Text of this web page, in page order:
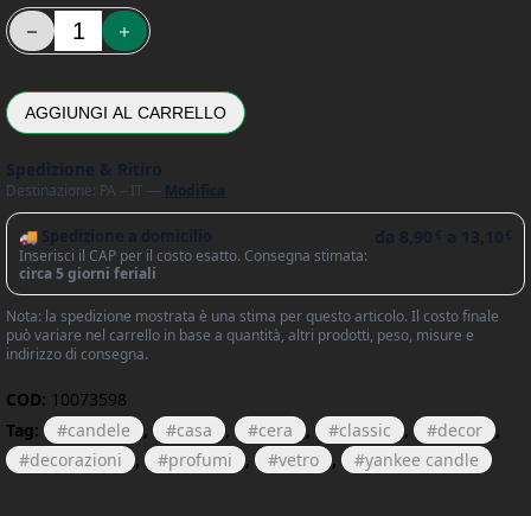
Giara Candela Media Starfruit & Sunshine - Yankee Candle
AGGIUNGI AL CARRELLO
Destinazione: PA – IT —
🚚 Spedizione a domicilio
Inserisci il CAP per il costo esatto. Consegna stimata:
circa 5 giorni feriali
Nota: la spedizione mostrata è una stima per questo articolo. Il costo finale
può variare nel carrello in base a quantità, altri prodotti, peso, misure e
indirizzo di consegna.
COD: 10073598
Tag:
candele , casa , cera , classic , decor
,
decorazioni
, profumi , vetro , yankee candle